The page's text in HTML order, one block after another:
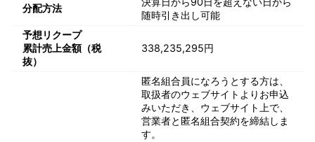
分配方法
随時引き出し可能
予想リクープ
累計売上金額（税
抜）
338,235,295円
匿名組合員になろうとする方は、
取扱者のウェブサイトよりお申込
みいただき、ウェブサイト上で、
営業者と匿名組合契約を締結しま
す。